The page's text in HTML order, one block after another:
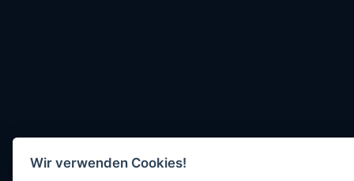
Wir verwenden Cookies!